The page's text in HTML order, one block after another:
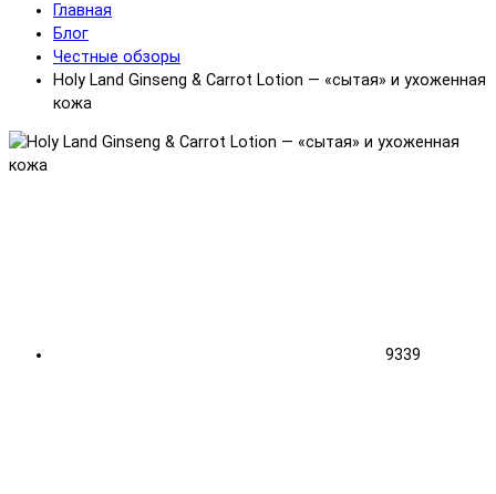
Главная
Блог
Честные обзоры
Holy Land Ginseng & Carrot Lotion — «сытая» и ухоженная
кожа
9339